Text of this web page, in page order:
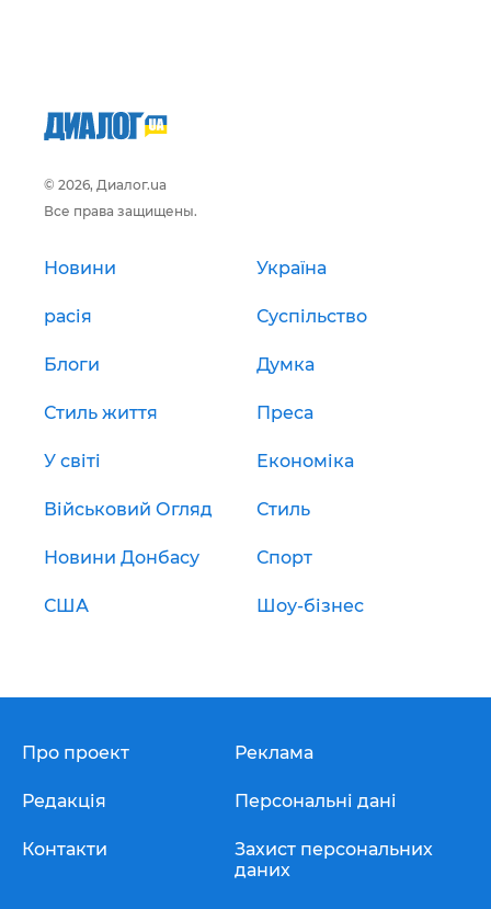
© 2026, Диалог.ua
Все права защищены.
Новини Україна
расія Суспільство
Блоги Думка
Стиль життя Преса
У світі Економіка
Військовий Огляд Стиль
Новини Донбасу Спорт
США Шоу-бізнес
Про проект
Редакція
Контакти
Реклама
Персональні дані
Захист персональних
даних